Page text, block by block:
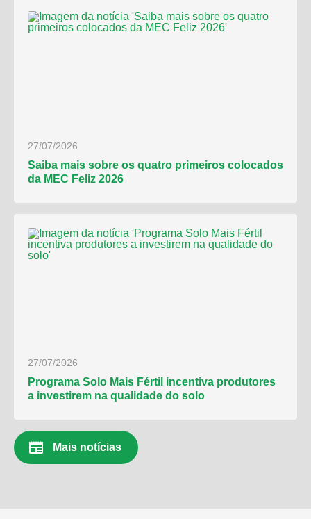
27/07/2026
Saiba mais sobre os quatro primeiros colocados
da MEC Feliz 2026
27/07/2026
Programa Solo Mais Fértil incentiva produtores
a investirem na qualidade do solo
newspaper Mais notícias